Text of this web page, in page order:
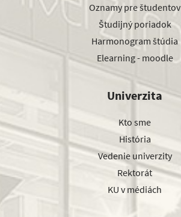
Oznamy pre študentov
Študijný poriadok
Harmonogram štúdia
Elearning - moodle
Univerzita
Kto sme
História
Vedenie univerzity
Rektorát
KU v médiách